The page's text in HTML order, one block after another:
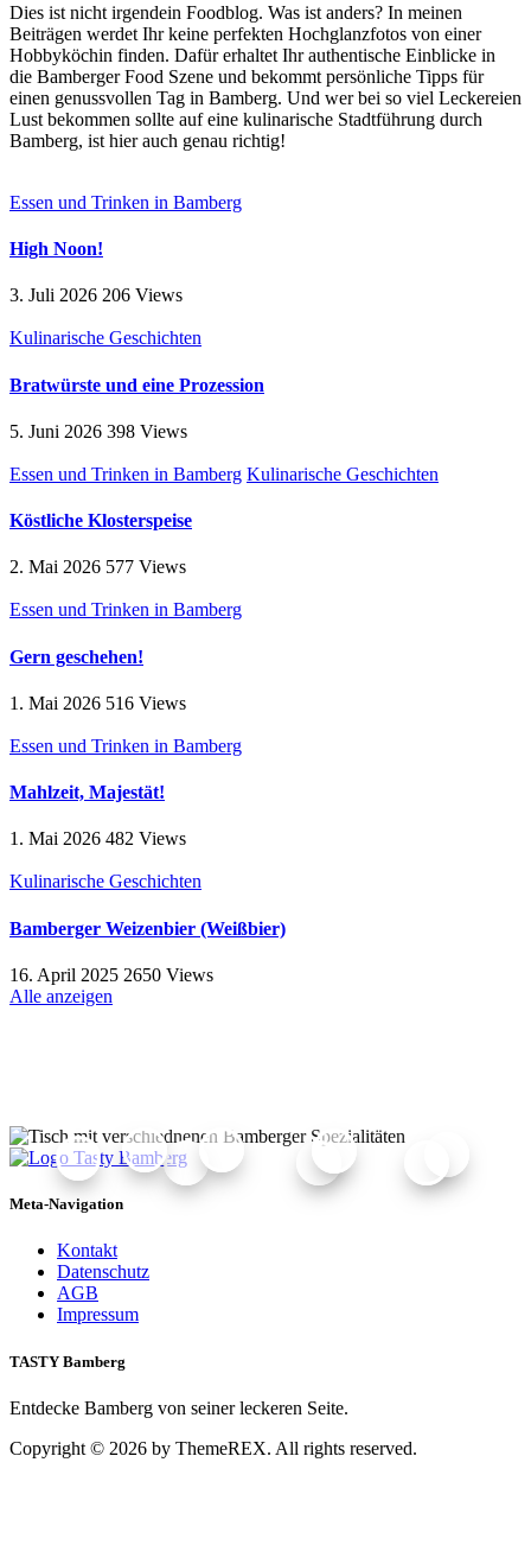
Dies ist nicht irgendein Foodblog. Was ist anders? In meinen
Beiträgen werdet Ihr keine perfekten Hochglanzfotos von einer
Hobbyköchin finden. Dafür erhaltet Ihr authentische Einblicke in
die Bamberger Food Szene und bekommt persönliche Tipps für
einen genussvollen Tag in Bamberg. Und wer bei so viel Leckereien
Lust bekommen sollte auf eine kulinarische Stadtführung durch
Bamberg, ist hier auch genau richtig!
Essen und Trinken in Bamberg
High Noon!
3. Juli 2026 206 Views
Kulinarische Geschichten
Bratwürste und eine Prozession
5. Juni 2026 398 Views
Essen und Trinken in Bamberg Kulinarische Geschichten
Köstliche Klosterspeise
2. Mai 2026 577 Views
Essen und Trinken in Bamberg
Gern geschehen!
1. Mai 2026 516 Views
Essen und Trinken in Bamberg
Mahlzeit, Majestät!
1. Mai 2026 482 Views
Kulinarische Geschichten
Bamberger Weizenbier (Weißbier)
16. April 2025 2650 Views
Alle anzeigen
Meta-Navigation
Kontakt
Datenschutz
AGB
Impressum
TASTY Bamberg
Entdecke Bamberg von seiner leckeren Seite.
Copyright © 2026 by ThemeREX. All rights reserved.